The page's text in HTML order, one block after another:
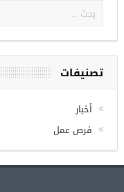
من نحن
تصنيفات
أخبار